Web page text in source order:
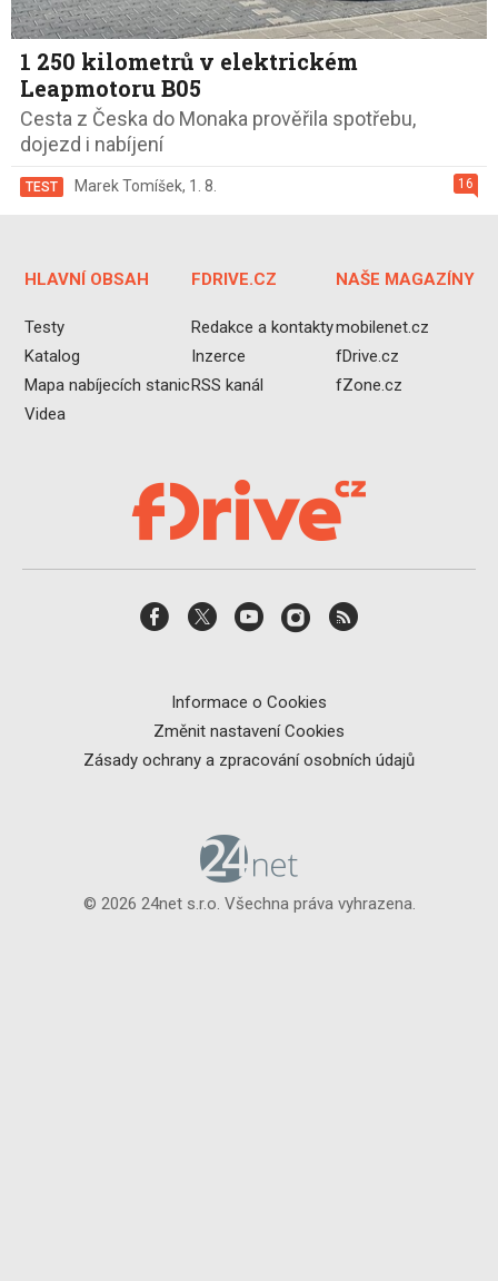
1 250 kilometrů v elektrickém
Leapmotoru B05
Cesta z Česka do Monaka prověřila spotřebu,
dojezd i nabíjení
16
TEST Marek Tomíšek, 1. 8.
HLAVNÍ OBSAH
Testy
Katalog
Mapa nabíjecích stanic
Videa
FDRIVE.CZ
Redakce a kontakty
Inzerce
RSS kanál
NAŠE MAGAZÍNY
mobilenet.cz
fDrive.cz
fZone.cz
Informace o Cookies
Změnit nastavení Cookies
Zásady ochrany a zpracování osobních údajů
© 2026 24net s.r.o. Všechna práva vyhrazena.